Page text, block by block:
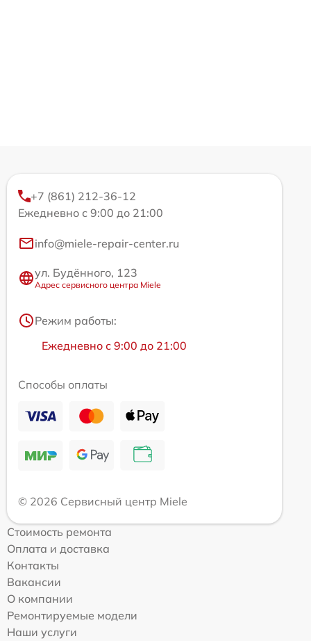
+7 (861) 212-36-12
Ежедневно с 9:00 до 21:00
info@miele-repair-center.ru
ул. Будённого, 123
Адрес сервисного центра Miele
Режим работы:
Ежедневно с 9:00 до 21:00
Способы оплаты
© 2026 Сервисный центр Miele
Стоимость ремонта
Оплата и доставка
Контакты
Вакансии
О компании
Ремонтируемые модели
Наши услуги